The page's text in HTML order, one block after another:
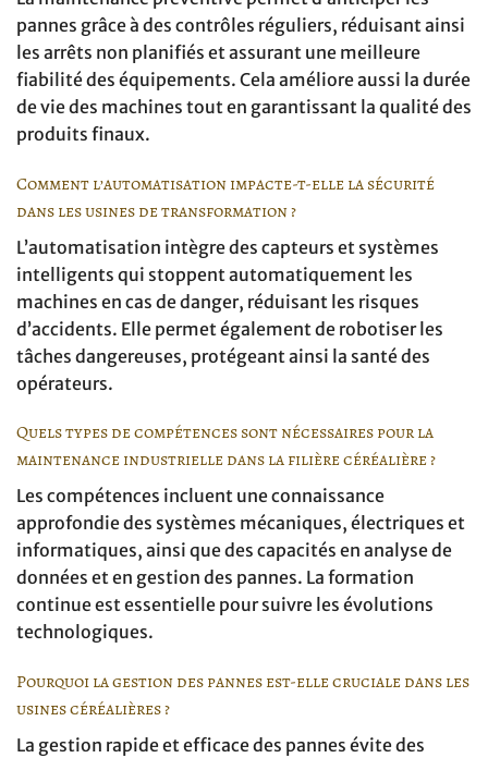
pannes grâce à des contrôles réguliers, réduisant ainsi
les arrêts non planifiés et assurant une meilleure
fiabilité des équipements. Cela améliore aussi la durée
de vie des machines tout en garantissant la qualité des
produits finaux.
Comment l’automatisation impacte-t-elle la sécurité
dans les usines de transformation ?
L’automatisation intègre des capteurs et systèmes
intelligents qui stoppent automatiquement les
machines en cas de danger, réduisant les risques
d’accidents. Elle permet également de robotiser les
tâches dangereuses, protégeant ainsi la santé des
opérateurs.
Quels types de compétences sont nécessaires pour la
maintenance industrielle dans la filière céréalière ?
Les compétences incluent une connaissance
approfondie des systèmes mécaniques, électriques et
informatiques, ainsi que des capacités en analyse de
données et en gestion des pannes. La formation
continue est essentielle pour suivre les évolutions
technologiques.
Pourquoi la gestion des pannes est-elle cruciale dans les
usines céréalières ?
La gestion rapide et efficace des pannes évite des